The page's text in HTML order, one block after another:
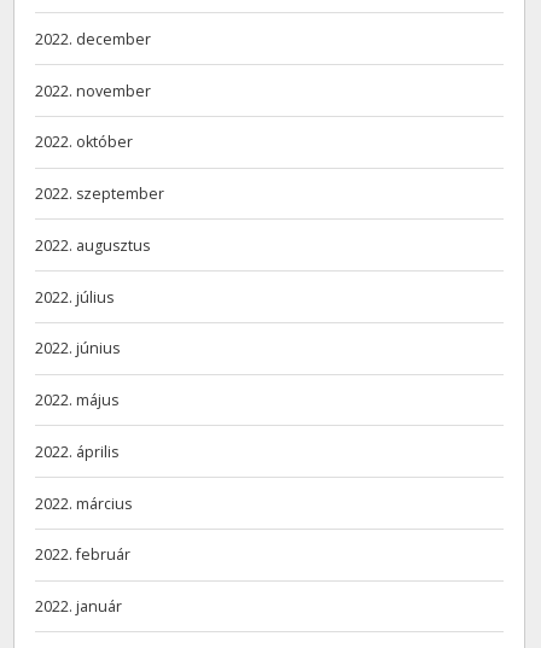
2022. december
2022. november
2022. október
2022. szeptember
2022. augusztus
2022. július
2022. június
2022. május
2022. április
2022. március
2022. február
2022. január